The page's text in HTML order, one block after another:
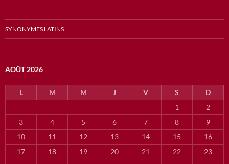
SYNONYMES LATINS
AOÛT 2026
L M M J V S
D
1
2
3
4 5 6 7 8
9
10
11 12 13 14 15
16
17
18 19 20 21 22
23